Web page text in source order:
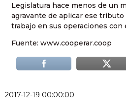
Legislatura hace menos de un
agravante de aplicar ese tributo
trabajo en sus operaciones con
Fuente: www.cooperar.coop
2017-12-19 00:00:00